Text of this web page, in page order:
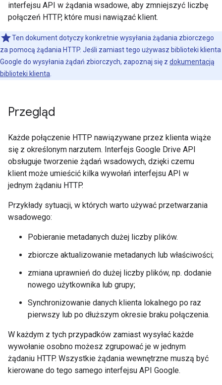
interfejsu API w żądania wsadowe, aby zmniejszyć liczbę
połączeń HTTP, które musi nawiązać klient.
Ten dokument dotyczy konkretnie wysyłania żądania zbiorczego
za pomocą żądania HTTP. Jeśli zamiast tego używasz biblioteki klienta
Google do wysyłania żądań zbiorczych, zapoznaj się z dokumentacją
biblioteki klienta
Przegląd
Każde połączenie HTTP nawiązywane przez klienta wiąże
się z określonym narzutem. Interfejs Google Drive API
obsługuje tworzenie żądań wsadowych, dzięki czemu
klient może umieścić kilka wywołań interfejsu API w
jednym żądaniu HTTP.
Przykłady sytuacji, w których warto używać przetwarzania
wsadowego:
Pobieranie metadanych dużej liczby plików.
zbiorcze aktualizowanie metadanych lub właściwości;
zmiana uprawnień do dużej liczby plików, np. dodanie
nowego użytkownika lub grupy;
Synchronizowanie danych klienta lokalnego po raz
pierwszy lub po dłuższym okresie braku połączenia.
W każdym z tych przypadków zamiast wysyłać każde
wywołanie osobno możesz zgrupować je w jednym
żądaniu HTTP. Wszystkie żądania wewnętrzne muszą być
kierowane do tego samego interfejsu API Google.